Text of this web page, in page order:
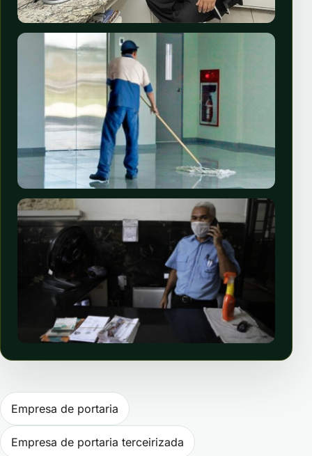
Navegação de Post
Empresa de portaria
Empresa de portaria terceirizada